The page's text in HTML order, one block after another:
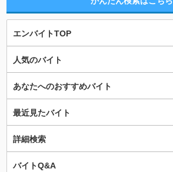
エンバイトTOP
人気のバイト
あなたへのおすすめバイト
最近見たバイト
詳細検索
バイトQ&A